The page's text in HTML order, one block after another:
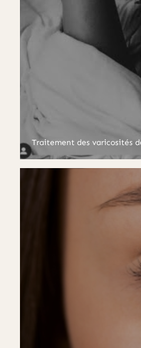
Traitement des varicosités